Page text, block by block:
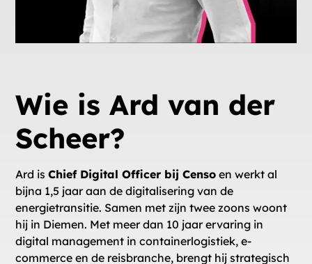
Wie is Ard van der
Scheer?
Ard isChief Digital Officer bij Censo en werkt al
bijna 1,5 jaar aan de digitalisering van de
energietransitie. Samen met zijn twee zoons woont
hij in Diemen. Met meer dan 10 jaar ervaring in
digital management in containerlogistiek, e-
commerce en de reisbranche, brengt hij strategisch